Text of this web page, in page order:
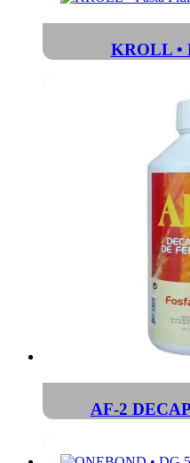
KROLL •
AF-2